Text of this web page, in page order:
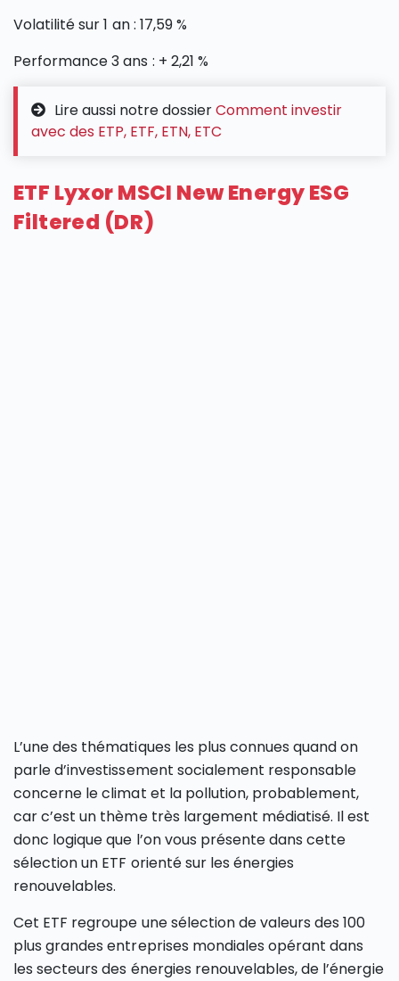
Volatilité sur 1 an : 17,59 %
Performance 3 ans : + 2,21 %
Lire aussi notre dossierComment investir
avec des ETP, ETF, ETN, ETC
ETF Lyxor MSCI New Energy ESG
Filtered (DR)
L’une des thématiques les plus connues quand on
parle d’investissement socialement responsable
concerne le climat et la pollution, probablement,
car c’est un thème très largement médiatisé. Il est
donc logique que l’on vous présente dans cette
sélection un ETF orienté sur les énergies
renouvelables.
Cet ETF regroupe une sélection de valeurs des 100
plus grandes entreprises mondiales opérant dans
les secteurs des énergies renouvelables, de l’énergie